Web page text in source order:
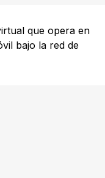
que opera en
bajo la red de